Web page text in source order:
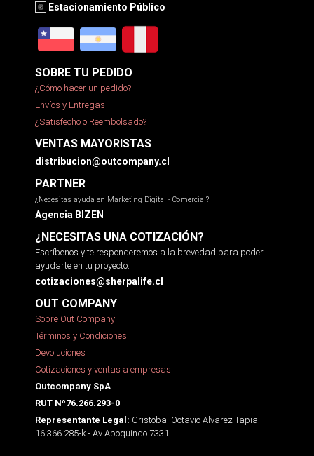
Estacionamiento Público
SOBRE TU PEDIDO
¿Cómo hacer un pedido?
Envíos y Entregas
¿Satisfecho o Reembolsado?
VENTAS MAYORISTAS
distribucion@outcompany.cl
PARTNER
¿Necesitas ayuda en Marketing Digital - Comercial?
Agencia BIZEN
¿NECESITAS UNA COTIZACIÓN?
Escríbenos y te responderemos a la brevedad para poder
ayudarte en tu proyecto.
cotizaciones@sherpalife.cl
OUT COMPANY
Sobre Out Company
Términos y Condiciones
Devoluciones
Cotizaciones y ventas a empresas
Outcompany SpA
RUT Nº76.266.293-0
Representante Legal: Cristobal Octavio Alvarez Tapia -
16.366.285-k - Av Apoquindo 7331